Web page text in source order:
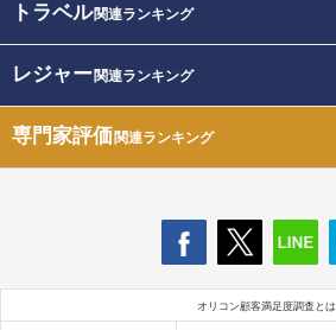
トラベル関連ランキング
レジャー関連ランキング
専門家評価関連ランキング
オリコン顧客満足度調査とは